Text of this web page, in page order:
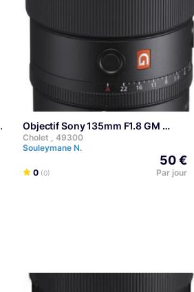
Objectif Sony 135mm F1.8 GM
Cholet , 49300
Souleymane N.
0 (0)
50 €
Par jour